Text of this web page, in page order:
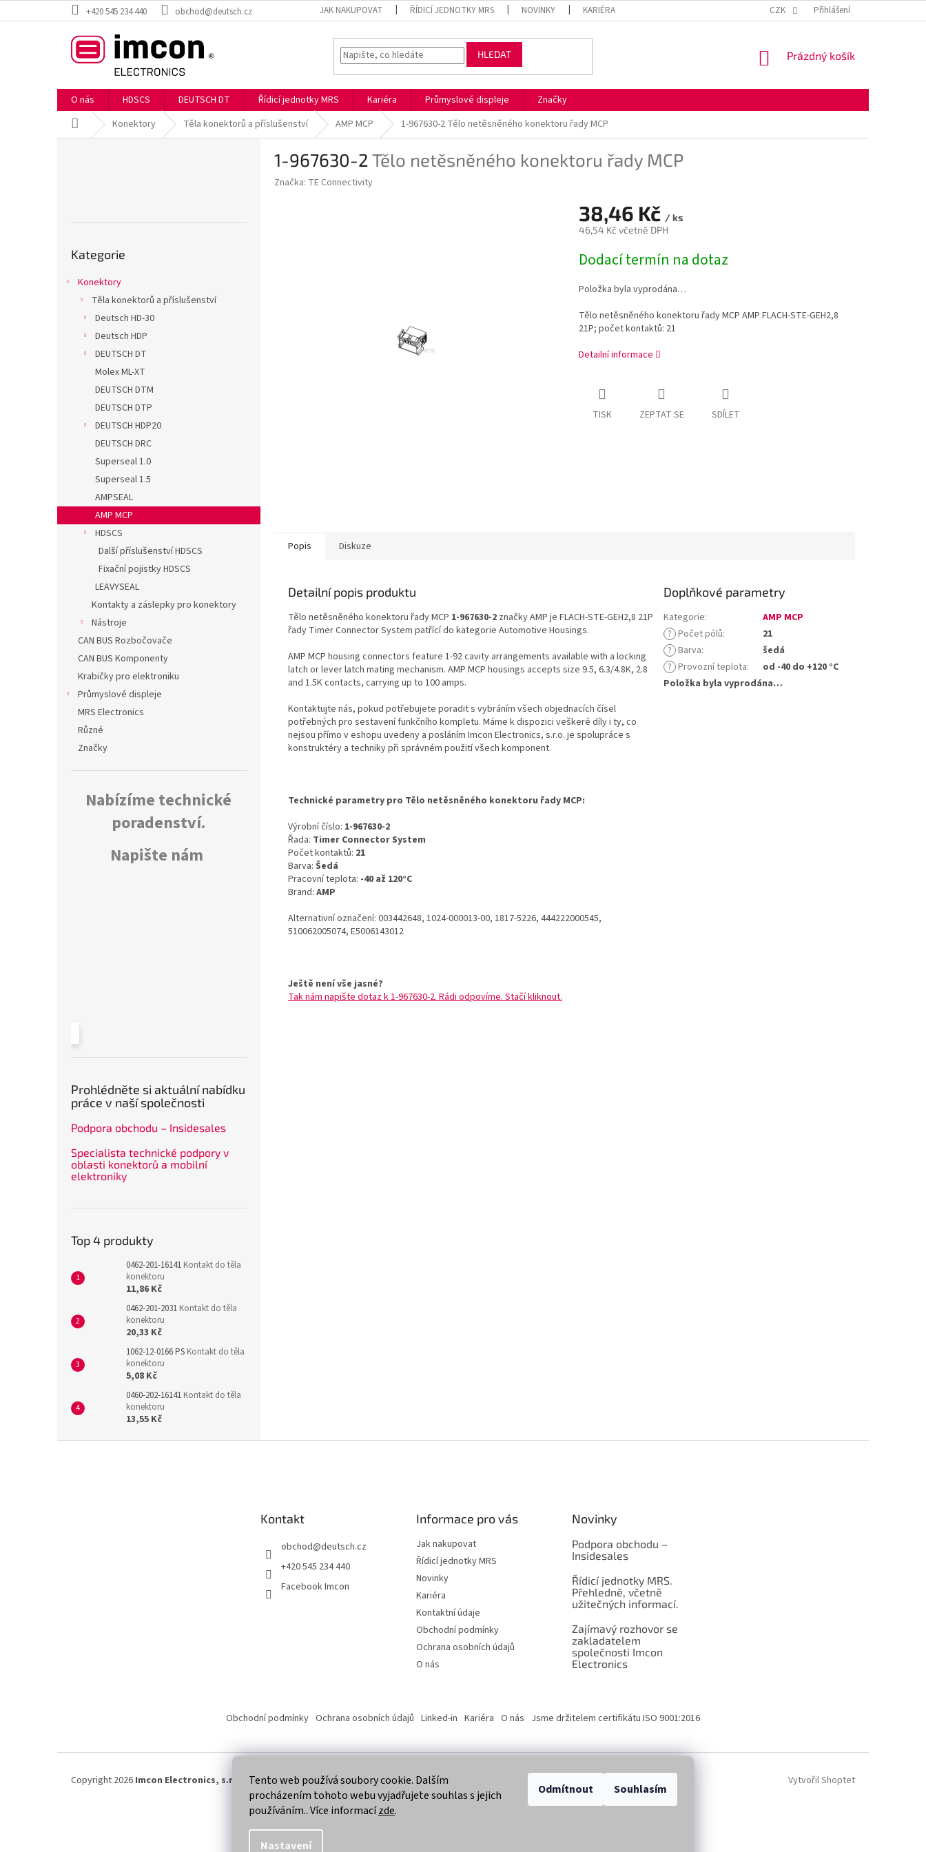
Tento web používá soubory cookie. Dalším
procházením tohoto webu vyjadřujete souhlas s jejich
používáním.. Více informacízde.
Nastavení
Odmítnout Souhlasím
na
+420 545 234 440 obchod@deutsch.cz JAK NAKUPOVAT ŘÍDICÍ JEDNOTKY MRS NOVINKY KARIÉRA OBCHODNÍ PODMÍNKY
CZK Přihlášení
HLEDAT
NÁKUPNÍ
Prázdný košík
O nás HDSCS DEUTSCH DT Řídicí jednotky MRS Kariéra Průmyslové displeje
Značky
Domů Konektory Těla konektorů a příslušenství AMP MCP 1-967630-2 Tělo netěsněného konektoru řady MCP
kategorie
Kategorie
Konektory
Těla konektorů a příslušenství
Deutsch HD-30
Deutsch HDP
DEUTSCH DT
Molex ML-XT
DEUTSCH DTM
DEUTSCH DTP
DEUTSCH HDP20
DEUTSCH DRC
Superseal 1.0
Superseal 1.5
AMPSEAL
AMP MCP
HDSCS
Další příslušenství HDSCS
Fixační pojistky HDSCS
LEAVYSEAL
Kontakty a záslepky pro konektory
Nástroje
CAN BUS Rozbočovače
CAN BUS Komponenty
Krabičky pro elektroniku
Průmyslové displeje
MRS Electronics
Různé
Značky
Nabízíme technické
poradenství.
Napište nám
Prohlédněte si aktuální nabídku
práce v naší společnosti
Podpora obchodu – Insidesales
Specialista technické podpory v
oblasti konektorů a mobilní
elektroniky
Top 4 produkty
0462-201-16141 Kontakt do těla
konektoru
11,86 Kč
0462-201-2031 Kontakt do těla
konektoru
20,33 Kč
1062-12-0166 PS Kontakt do těla
konektoru
5,08 Kč
0460-202-16141 Kontakt do těla
konektoru
13,55 Kč
1-967630-2Tělo netěsněného konektoru řady MCP
Značka: TE Connectivity
38,46 Kč / ks
46,54 Kč včetně DPH
cena:
Dodací termín na dotaz
Položka byla vyprodána…
Tělo netěsněného konektoru řady MCP AMP FLACH-STE-GEH2,8
21P; počet kontaktů: 21
Detailní informace
TISK ZEPTAT SE SDÍLET
Popis Diskuze
Detailní popis produktu
Tělo netěsněného konektoru řady MCP 1-967630-2 značky AMP je FLACH-STE-GEH2,8 21P
řady Timer Connector System patřící do kategorie Automotive Housings.
AMP MCP housing connectors feature 1-92 cavity arrangements available with a locking
latch or lever latch mating mechanism. AMP MCP housings accepts size 9.5, 6.3/4.8K, 2.8
and 1.5K contacts, carrying up to 100 amps.
Kontaktujte nás, pokud potřebujete poradit s vybráním všech objednacích čísel
potřebných pro sestavení funkčního kompletu. Máme k dispozici veškeré díly i ty, co
nejsou přímo v eshopu uvedeny a posláním Imcon Electronics, s.r.o. je spolupráce s
konstruktéry a techniky při správném použití všech komponent.
Technické parametry pro Tělo netěsněného konektoru řady MCP:
Výrobní číslo: 1-967630-2
Řada: Timer Connector System
Počet kontaktů: 21
Barva: Šedá
Pracovní teplota: -40 až 120°C
Brand: AMP
Alternativní označení: 003442648, 1024-000013-00, 1817-5226, 444222000545,
510062005074, E5006143012
Ještě není vše jasné?
Tak nám napište dotaz k 1-967630-2. Rádi odpovíme. Stačí kliknout.
Doplňkové parametry
Kategorie:
AMP MCP
? Počet pólů:
21
? Barva:
šedá
? Provozní teplota:
od -40 do +120 °C
Položka byla vyprodána…
Kontakt
obchod@deutsch.cz
+420 545 234 440
Facebook Imcon
Informace pro vás
Jak nakupovat
Řídicí jednotky MRS
Novinky
Kariéra
Kontaktní údaje
Obchodní podmínky
Ochrana osobních údajů
O nás
Novinky
Podpora obchodu –
Insidesales
Řídicí jednotky MRS.
Přehledně, včetně
užitečných informací.
Zajímavý rozhovor se
zakladatelem
společnosti Imcon
Electronics
Obchodní podmínky Ochrana osobních údajů Linked-in Kariéra O nás Jsme držitelem certifikátu ISO 9001:2016
Vytvořil Shoptet
Copyright 2026 Imcon Electronics, s.r.o. . Všechna práva vyhrazena.